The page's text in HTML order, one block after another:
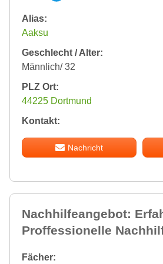
Alias:
Aaksu
Geschlecht / Alter:
Männlich/ 32
PLZ Ort:
44225 Dortmund
Kontakt:
Nachricht
Nachhilfeangebot:
Proffessionelle
Fächer: